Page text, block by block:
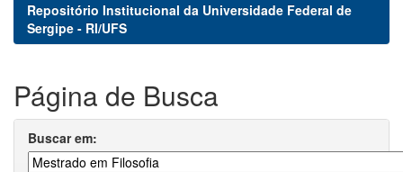
Repositório Institucional da Universidade Federal de
Sergipe - RI/UFS
Página de Busca
Buscar em: